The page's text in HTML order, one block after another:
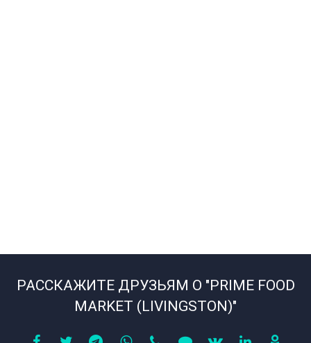
РАССКАЖИТЕ ДРУЗЬЯМ О "PRIME FOOD
MARKET (LIVINGSTON)"